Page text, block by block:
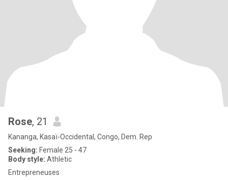
Rose, 21
Kananga, Kasaï-Occidental, Congo, Dem. Rep
Seeking: Female 25 - 47
Body style: Athletic
Entrepreneuses